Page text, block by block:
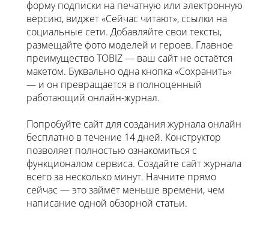
форму подписки на печатную или электронную
версию, виджет «Сейчас читают», ссылки на
социальные сети. Добавляйте свои тексты,
размещайте фото моделей и героев. Главное
преимущество TOBIZ — ваш сайт не остаётся
макетом. Буквально одна кнопка «Сохранить»
— и он превращается в полноценный
работающий онлайн-журнал.
Попробуйте сайт для создания журнала онлайн
бесплатно в течение 14 дней. Конструктор
позволяет полностью ознакомиться с
функционалом сервиса. Создайте сайт журнала
всего за несколько минут. Начните прямо
сейчас — это займёт меньше времени, чем
написание одной обзорной статьи.